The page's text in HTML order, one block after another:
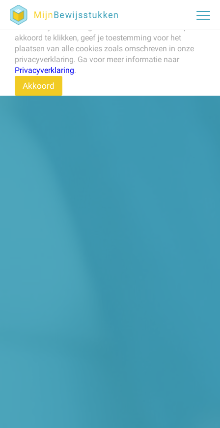
Om onze website te verbeteren, naar behoren te laten
werken, en om het verkeer op de website te analyseren
maken wij en derden gebruik van cookies. Door op
akkoord te klikken, geef je toestemming voor het
plaatsen van alle cookies zoals omschreven in onze
privacyverklaring. Ga voor meer informatie naar
Privacyverklaring.
Akkoord